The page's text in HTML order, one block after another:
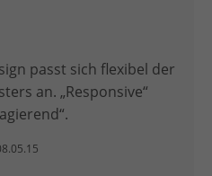
passt sich flexibel der
an. „Responsive“